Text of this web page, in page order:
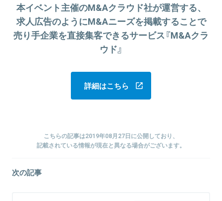
本イベント主催のM&Aクラウド社が運営する、
求人広告のようにM&Aニーズを掲載することで
売り手企業を直接集客できるサービス『M&Aクラ
ウド』
詳細はこちら
こちらの記事は2019年08月27日に公開しており、
記載されている情報が現在と異なる場合がございます。
次の記事